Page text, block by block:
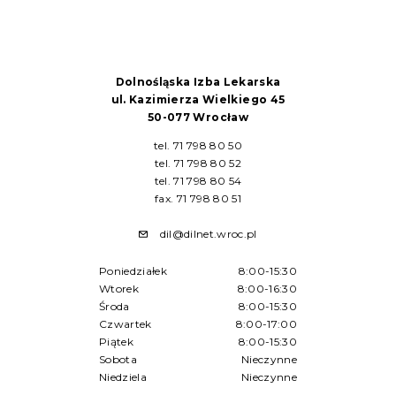
Dolnośląska Izba Lekarska
ul. Kazimierza Wielkiego 45
50-077 Wrocław
tel. 71 798 80 50
tel. 71 798 80 52
tel. 71 798 80 54
fax. 71 798 80 51
dil@dilnet.wroc.pl
Poniedziałek
8:00-15:30
Wtorek
8:00-16:30
Środa
8:00-15:30
Czwartek
8:00-17:00
Piątek
8:00-15:30
Sobota
Nieczynne
Niedziela
Nieczynne